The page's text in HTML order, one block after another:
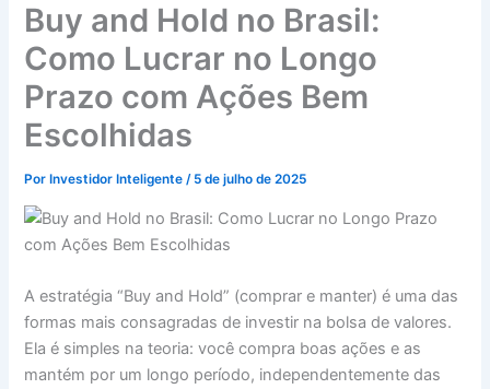
Buy and Hold no Brasil:
Como Lucrar no Longo
Prazo com Ações Bem
Escolhidas
Por Investidor Inteligente/ 5 de julho de 2025
A estratégia “Buy and Hold” (comprar e manter) é uma das
formas mais consagradas de investir na bolsa de valores.
Ela é simples na teoria: você compra boas ações e as
mantém por um longo período, independentemente das